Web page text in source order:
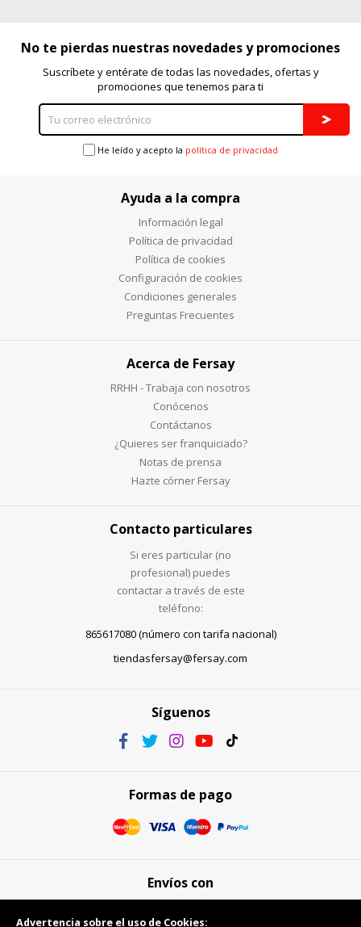
No te pierdas nuestras novedades y promociones
Suscríbete y entérate de todas las novedades, ofertas y
promociones que tenemos para ti
He leído y acepto la política de privacidad
Ayuda a la compra
Información legal
Política de privacidad
Política de cookies
Configuración de cookies
Condiciones generales
Preguntas Frecuentes
Acerca de Fersay
RRHH - Trabaja con nosotros
Conócenos
Contáctanos
¿Quieres ser franquiciado?
Notas de prensa
Hazte córner Fersay
Contacto particulares
Si eres particular (no
profesional) puedes
contactar a través de este
teléfono:
865617080 (número con tarifa nacional)
tiendasfersay@fersay.com
Síguenos
Formas de pago
Envíos con
Advertencia sobre el uso de Cookies: